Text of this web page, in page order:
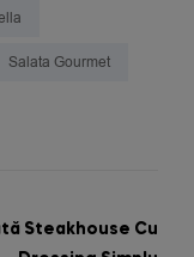
Salata Gourmet
Steakhouse Cu